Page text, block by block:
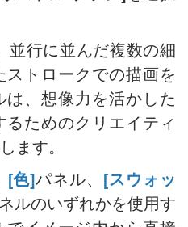
調整
(AI)
ージュ
紙作成
並行に並んだ複数の細
トロークでの描画を
、想像力を活かした
ためのクリエイティ
ます。
[色]パネル、 [スウォッ
ルのいずれかを使用す